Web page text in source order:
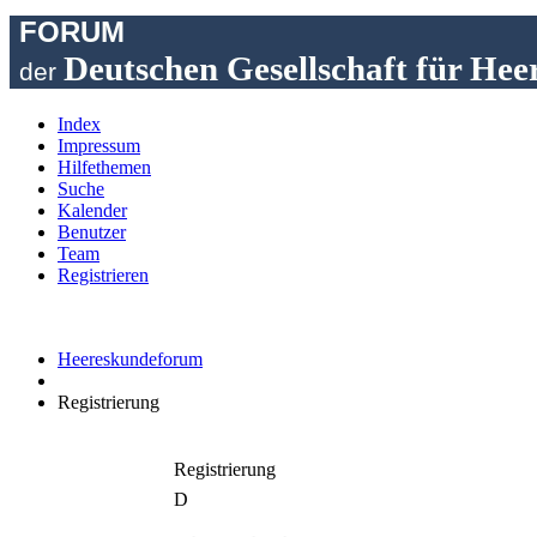
FORUM
der Deutschen Gesellschaft für
Index
Impressum
Hilfethemen
Suche
Kalender
Benutzer
Team
Registrieren
Heereskundeforum
Registrierung
Registrierung
D